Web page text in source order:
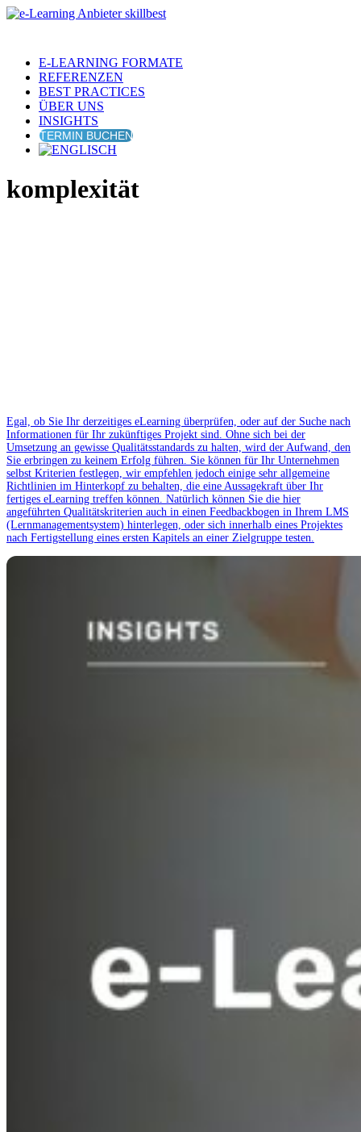
E-LEARNING FORMATE
REFERENZEN
BEST PRACTICES
ÜBER UNS
INSIGHTS
TERMIN BUCHEN
komplexität
Egal, ob Sie Ihr derzeitiges eLearning überprüfen, oder auf der Suche nach
Informationen für Ihr zukünftiges Projekt sind. Ohne sich bei der
Umsetzung an gewisse Qualitätsstandards zu halten, wird der Aufwand, den
Sie erbringen zu keinem Erfolg führen. Sie können für Ihr Unternehmen
selbst Kriterien festlegen, wir empfehlen jedoch einige sehr allgemeine
Richtlinien im Hinterkopf zu behalten, die eine Aussagekraft über Ihr
fertiges eLearning treffen können. Natürlich können Sie die hier
angeführten Qualitätskriterien auch in einen Feedbackbogen in Ihrem LMS
(Lernmanagementsystem) hinterlegen, oder sich innerhalb eines Projektes
nach Fertigstellung eines ersten Kapitels an einer Zielgruppe testen.